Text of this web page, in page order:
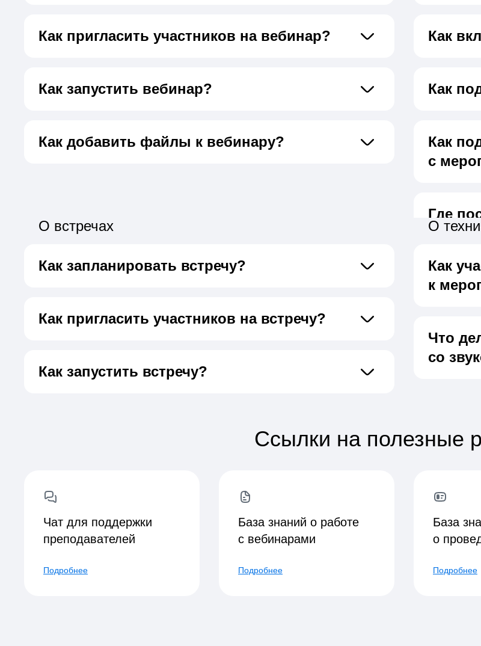
Как пригласить участников на вебинар?
Как запустить вебинар?
Как добавить файлы к вебинару?
Как
Как
Как
с
Где
Как запланировать встречу?
Как пригласить участников на встречу?
Как запустить встречу?
Как
к
Что
со
О встречах О
Ссылки на полезные
Чат для поддержки
преподавателей
Подробнее
База знаний о работе
с вебинарами
Подробнее
База
о
Подробнее